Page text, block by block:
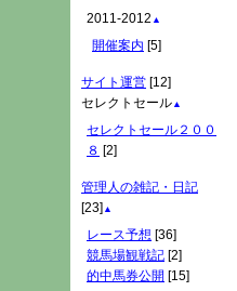
2011-2012 ▲
開催案内 [5]
サイト運営 [12]
セレクトセール ▲
セレクトセール２００
８ [2]
管理人の雑記・日記
[23] ▲
レース予想 [36]
競馬場観戦記 [2]
的中馬券公開 [15]